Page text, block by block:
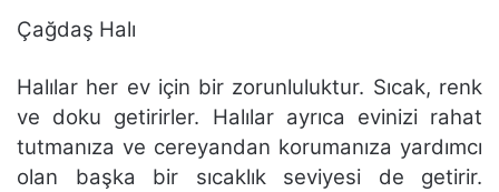
Çağdaş Halı
Halılar her ev için bir zorunluluktur. Sıcak, renk
ve doku getirirler. Halılar ayrıca evinizi rahat
tutmanıza ve cereyandan korumanıza yardımcı
olan başka bir sıcaklık seviyesi de getirir.